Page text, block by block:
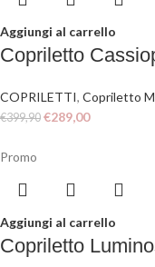
Aggiungi al carrello
Copriletto
COPRILETTI, Copriletto
€399,90 €289,00
Promo
Aggiungi al carrello
Copriletto